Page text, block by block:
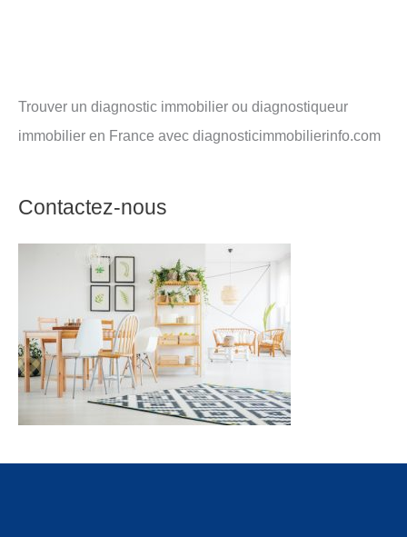
Trouver un diagnostic immobilier ou diagnostiqueur
immobilier en France avec diagnosticimmobilierinfo.com
Contactez-nous